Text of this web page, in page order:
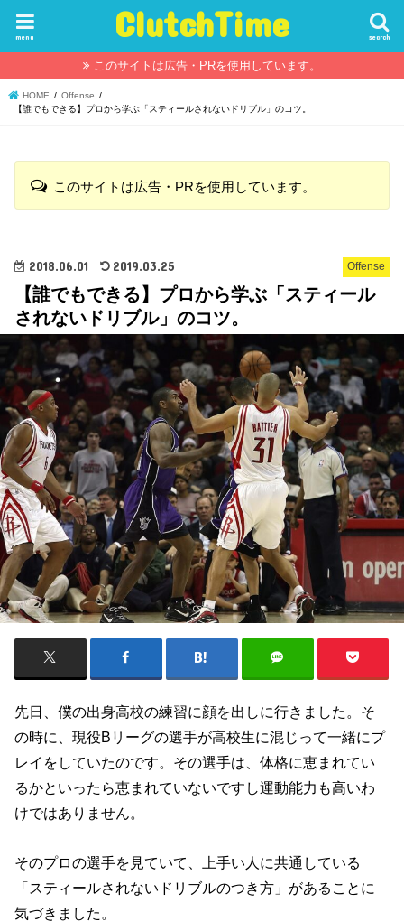
ClutchTime search
menu
このサイトは広告・PRを使用しています。
HOME
Offense
【誰でもできる】プロから学ぶ「スティールされないドリブル」のコツ。
このサイトは広告・PRを使用しています。
Offense
2018.06.01 2019.03.25
【誰でもできる】プロから学ぶ「スティール
されないドリブル」のコツ。
先日、僕の出身高校の練習に顔を出しに行きました。そ
の時に、現役Bリーグの選手が高校生に混じって一緒にプ
レイをしていたのです。その選手は、体格に恵まれてい
るかといったら恵まれていないですし運動能力も高いわ
けではありません。
そのプロの選手を見ていて、上手い人に共通している
「スティールされないドリブルのつき方」があることに
気づきました。